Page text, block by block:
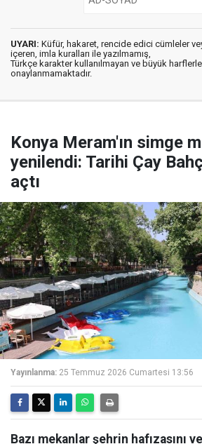
UYARI: Küfür, hakaret, rencide edici cümleler
içeren, imla kuralları ile yazılmamış,
Türkçe karakter kullanılmayan ve büyük
onaylanmamaktadır.
Konya Meram'ın simge
yenilendi: Tarihi Çay
açtı
Yayınlanma: 25 Temmuz 2026 Cumartesi 13:56
Bazı mekanlar şehrin hafızasını